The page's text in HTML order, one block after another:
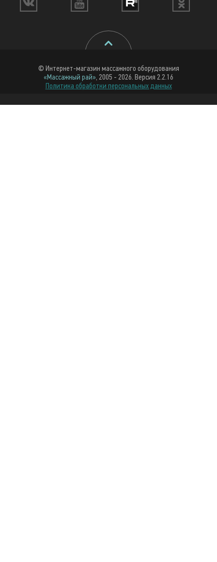
© Интернет-магазин массажного оборудования
«Массажный рай», 2005 - 2026. Версия 2.2.16
Политика обработки персональных данных